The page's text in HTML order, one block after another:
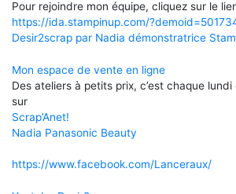
Pour rejoindre mon équipe, cliquez sur le
https://ida.stampinup.com/
Desir2scrap par Nadia démonstratrice
Mon espace de vente en ligne
Des ateliers à petits prix, c’est chaque
sur
Scrap’Anet!
Nadia Panasonic Beauty
https://www.facebook.com/Lanceraux/